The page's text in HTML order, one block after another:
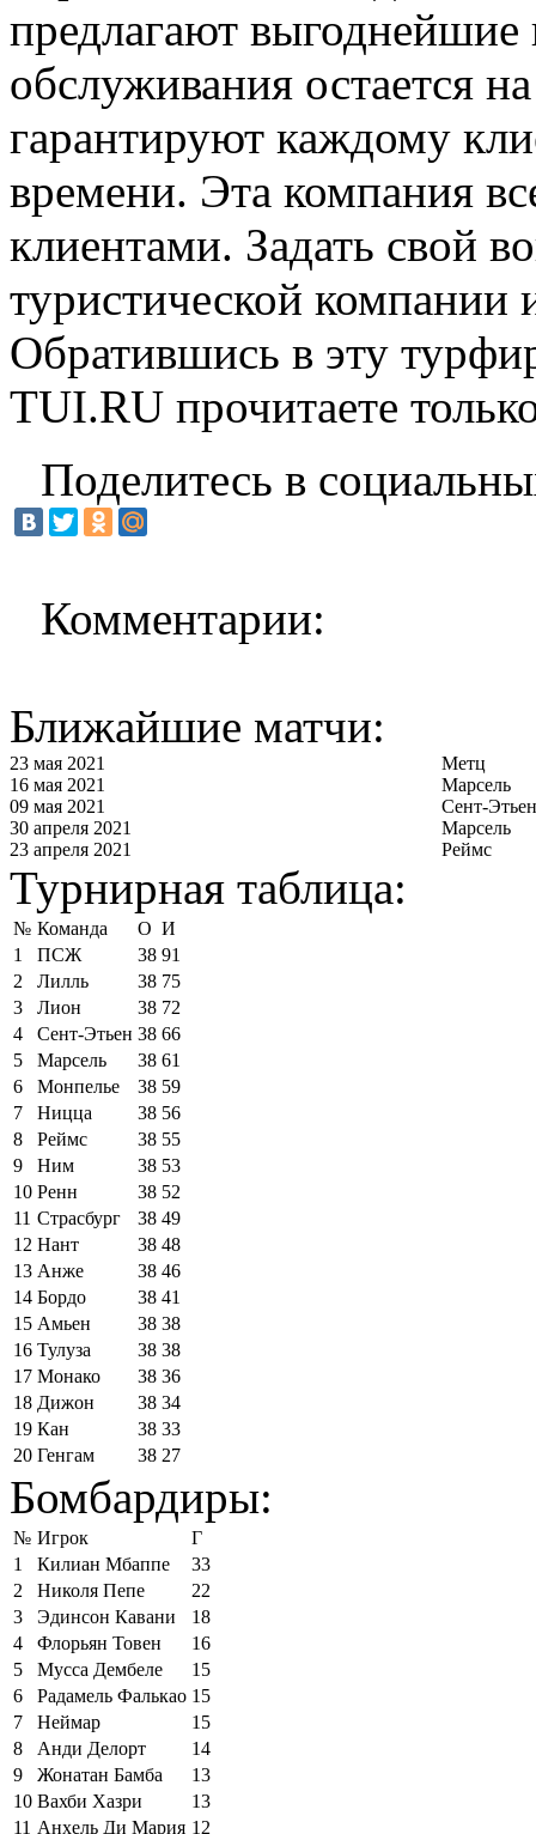
предлагают
обслуживания остается
гарантируют каждому
времени. Эта компания
клиентами. Задать свой
туристической компании
Обратившись в эту
TUI.RU прочитаете
Поделитесь в
Комментарии:
Ближайшие матчи:
23 мая 2021
Метц
16 мая 2021
Марсель
09 мая 2021
Сент-Этьен
30 апреля 2021
Марсель
23 апреля 2021
Реймс
Турнирная таблица:
№ Команда О И
1
ПСЖ 38 91
2
Лилль 38 75
3
Лион 38 72
4
Сент-Этьен 38 66
5
Марсель 38 61
6
Монпелье 38 59
7
Ницца 38 56
8
Реймс 38 55
9
Ним 38 53
10 Ренн 38 52
11 Страсбург 38 49
12 Нант 38 48
13 Анже 38 46
14 Бордо 38 41
15 Амьен 38 38
16 Тулуза 38 38
17 Монако 38 36
18 Дижон 38 34
19 Кан 38 33
20 Генгам 38 27
Бомбардиры:
№ Игрок
Г
1
Килиан Мбаппе
33
2
Николя Пепе
22
3
Эдинсон Кавани
18
4
Флорьян Товен
16
5
Мусса Дембеле
15
6
Радамель Фалькао 15
7
Неймар
15
8
Анди Делорт
14
9
Жонатан Бамба
13
10 Вахби Хазри
13
11 Анхель Ди Мария 12